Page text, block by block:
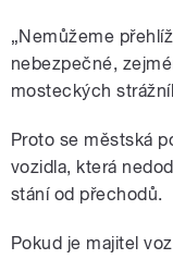
„Nemůžeme
nebezpečné,
mosteckých
Proto se městská
vozidla, která
stání od přechodů.
Pokud je majitel